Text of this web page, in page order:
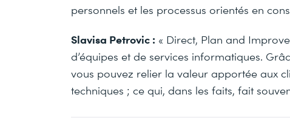
personnels et les processus orientés en
Slavisa Petrovic : « Direct, Plan and
d’équipes et de services informatiques.
vous pouvez relier la valeur apportée aux
techniques ; ce qui, dans les faits, fait